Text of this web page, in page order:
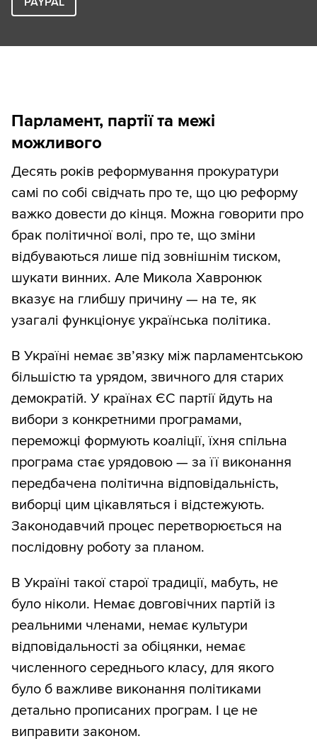
Парламент, партії та межі
можливого
Десять років реформування прокуратури
самі по собі свідчать про те, що цю реформу
важко довести до кінця. Можна говорити про
брак політичної волі, про те, що зміни
відбуваються лише під зовнішнім тиском,
шукати винних. Але Микола Хавронюк
вказує на глибшу причину — на те, як
узагалі функціонує українська політика.
В Україні немає зв’язку між парламентською
більшістю та урядом, звичного для старих
демократій. У країнах ЄС партії йдуть на
вибори з конкретними програмами,
переможці формують коаліції, їхня спільна
програма стає урядовою — за її виконання
передбачена політична відповідальність,
виборці цим цікавляться і відстежують.
Законодавчий процес перетворюється на
послідовну роботу за планом.
В Україні такої старої традиції, мабуть, не
було ніколи. Немає довговічних партій із
реальними членами, немає культури
відповідальності за обіцянки, немає
численного середнього класу, для якого
було б важливе виконання політиками
детально прописаних програм. І це не
виправити законом.